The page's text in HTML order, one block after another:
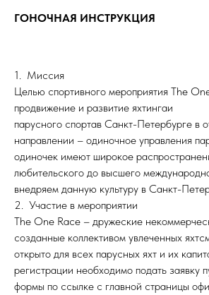
ГОНОЧНАЯ ИНСТРУКЦИЯ
1. Миссия
Целью спортивного мероприятия The
продвижение и развитие яхтингаи
парусного спортав Санкт-Петербурге в
направлении – одиночное управления
одиночек имеют широкое
любительского до высшего
внедряем данную культуру в Санкт-
2. Участие в мероприятии
The One Race – дружеские
созданные коллективом увлеченных
открыто для всех парусных яхт и их
регистрации необходимо подать заявку
формы по ссылке с главной страницы